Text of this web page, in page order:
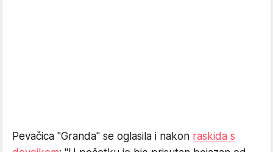
Pevačica "Granda" se oglasila i nakon raskida s